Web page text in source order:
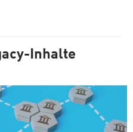
Inhalte